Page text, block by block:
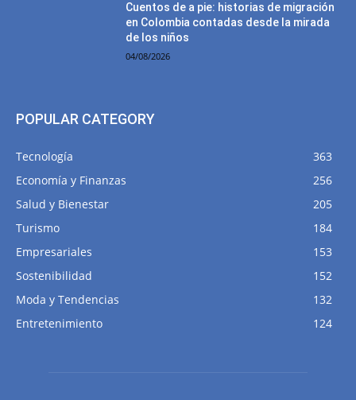
Cuentos de a pie: historias de migración
en Colombia contadas desde la mirada
de los niños
04/08/2026
POPULAR CATEGORY
Tecnología
363
Economía y Finanzas
256
Salud y Bienestar
205
Turismo
184
Empresariales
153
Sostenibilidad
152
Moda y Tendencias
132
Entretenimiento
124